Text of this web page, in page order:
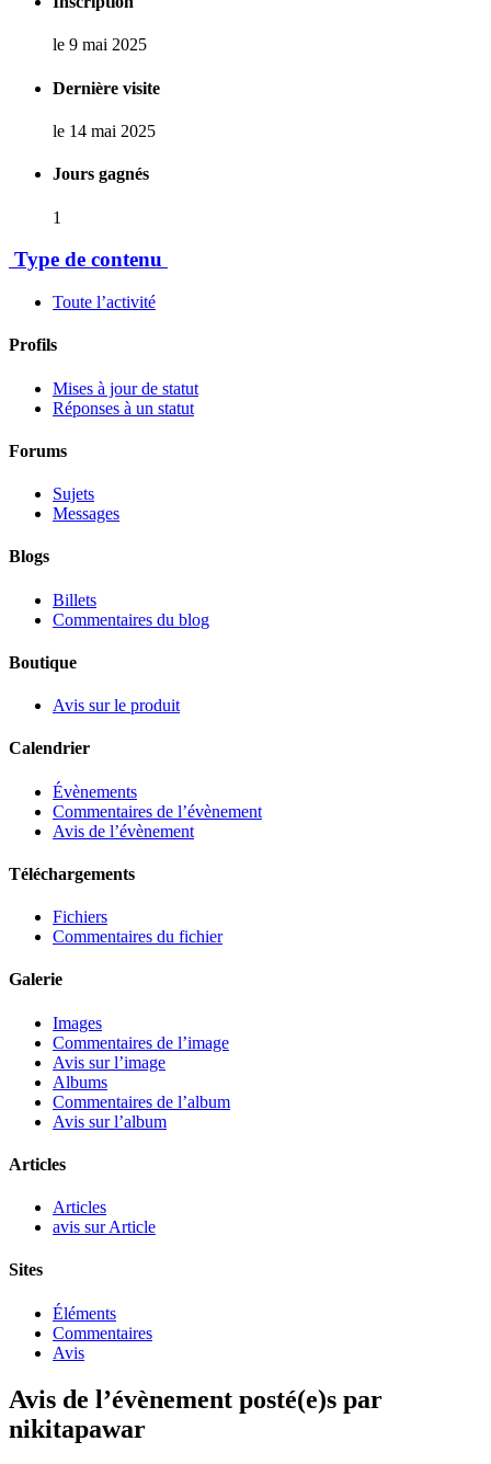
le 9 mai 2025
Dernière visite
le 14 mai 2025
Jours gagnés
1
Type de contenu
Toute l’activité
Profils
Mises à jour de statut
Réponses à un statut
Forums
Sujets
Messages
Blogs
Billets
Commentaires du blog
Boutique
Avis sur le produit
Calendrier
Évènements
Commentaires de l’évènement
Avis de l’évènement
Téléchargements
Fichiers
Commentaires du fichier
Galerie
Images
Commentaires de l’image
Avis sur l’image
Albums
Commentaires de l’album
Avis sur l’album
Articles
Articles
avis sur Article
Sites
Éléments
Commentaires
Avis
Avis de l’évènement posté(e)s par
nikitapawar